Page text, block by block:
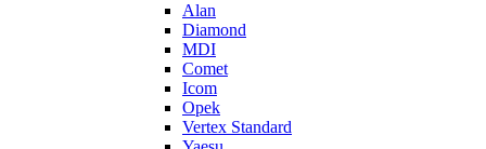
Alan
Diamond
MDI
Comet
Icom
Opek
Vertex Standard